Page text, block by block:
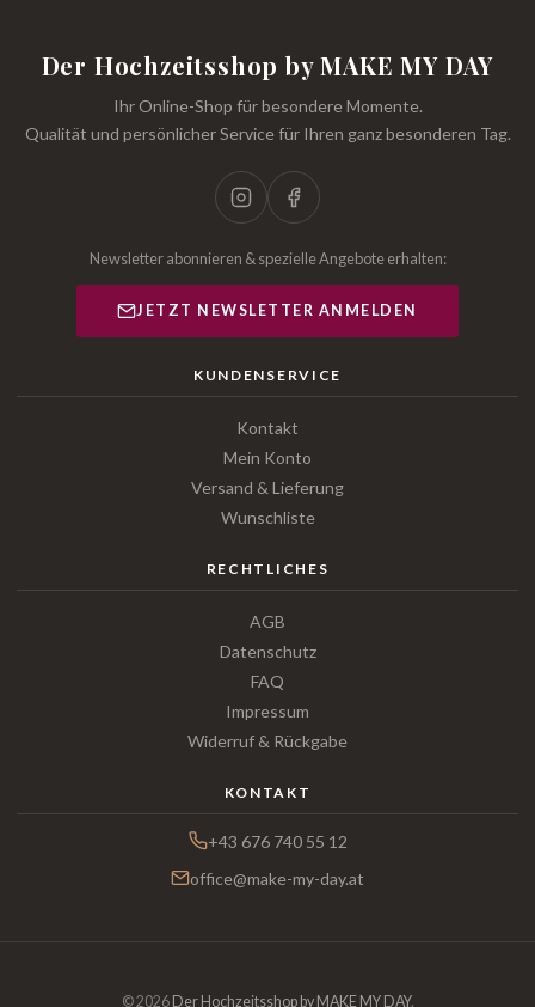
Der Hochzeitsshop by MAKE MY DAY
Ihr Online-Shop für besondere Momente.
Qualität und persönlicher Service für Ihren ganz besonderen Tag.
Newsletter abonnieren & spezielle Angebote erhalten:
JETZT NEWSLETTER ANMELDEN
KUNDENSERVICE
Kontakt
Mein Konto
Versand & Lieferung
Wunschliste
RECHTLICHES
AGB
Datenschutz
FAQ
Impressum
Widerruf & Rückgabe
KONTAKT
+43 676 740 55 12
office@make-my-day.at
© 2026 Der Hochzeitsshop by MAKE MY DAY.